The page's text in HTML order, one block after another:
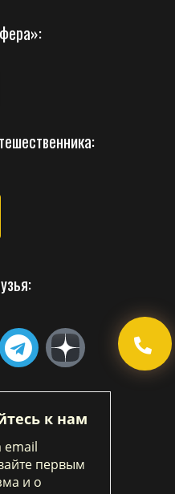
к нам
email
первым
и о